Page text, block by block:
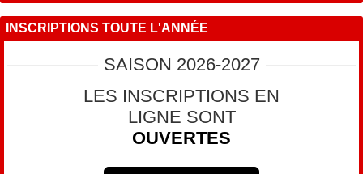
INSCRIPTIONS TOUTE L'ANNÉE
SAISON 2026-2027
LES INSCRIPTIONS EN
LIGNE SONT
OUVERTES